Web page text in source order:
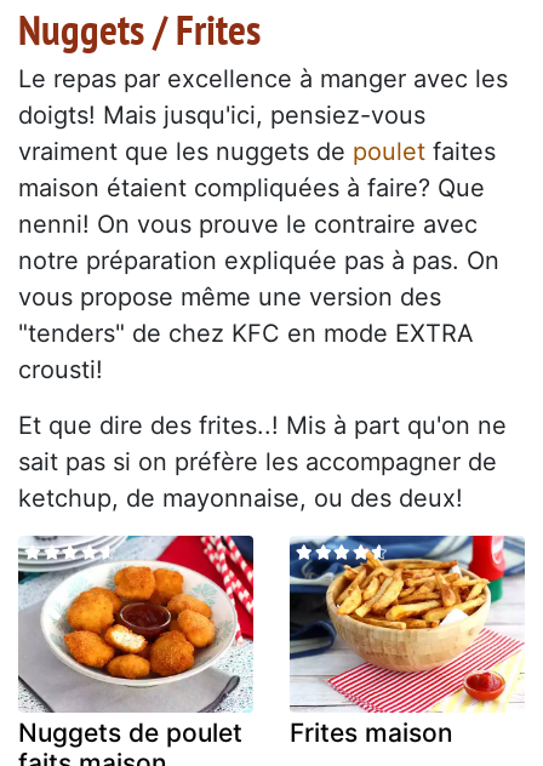
Nuggets / Frites
Le repas par excellence à manger avec les
doigts! Mais jusqu'ici, pensiez-vous
vraiment que les nuggets de poulet faites
maison étaient compliquées à faire? Que
nenni! On vous prouve le contraire avec
notre préparation expliquée pas à pas. On
vous propose même une version des
"tenders" de chez KFC en mode EXTRA
crousti!
Et que dire des frites..! Mis à part qu'on ne
sait pas si on préfère les accompagner de
ketchup, de mayonnaise, ou des deux!
Nuggets de poulet
Frites maison